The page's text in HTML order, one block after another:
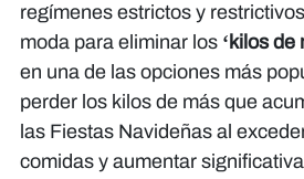
regímenes estrictos y
moda para eliminar los ‘kilos de
en una de las opciones más
perder los kilos de más que
las Fiestas Navideñas al
comidas y aumentar